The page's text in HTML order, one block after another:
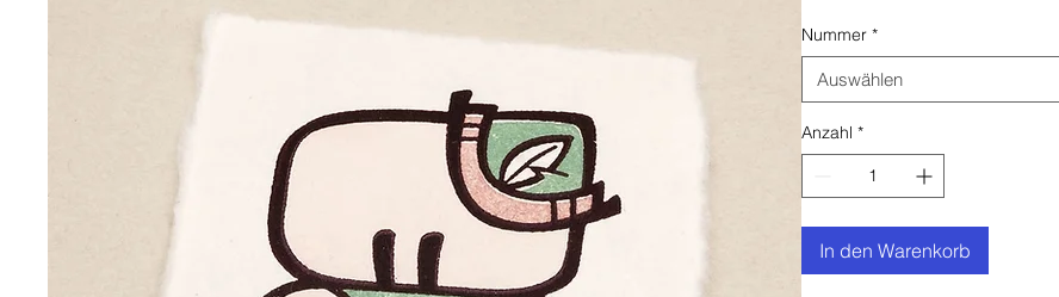
Nummer *
Auswählen
Anzahl *
In den Warenkorb